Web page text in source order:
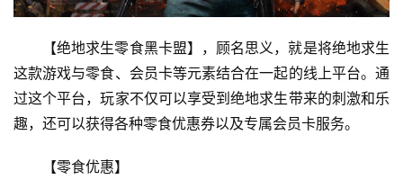
【绝地求生零食黑卡盟】，顾名思义，就是将绝地求生
这款游戏与零食、会员卡等元素结合在一起的线上平台。通
过这个平台，玩家不仅可以享受到绝地求生带来的刺激和乐
趣，还可以获得各种零食优惠券以及专属会员卡服务。
【零食优惠】